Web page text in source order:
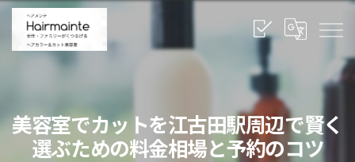
美容室でカットを江古田駅周辺で賢く
選ぶための料金相場と予約のコツ